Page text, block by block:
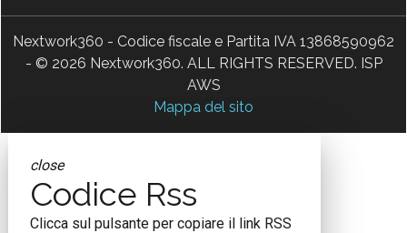
Nextwork360 - Codice fiscale e Partita IVA 13868590962
- © 2026 Nextwork360. ALL RIGHTS RESERVED. ISP
AWS
Mappa del sito
close
Codice Rss
Clicca sul pulsante per copiare il link RSS